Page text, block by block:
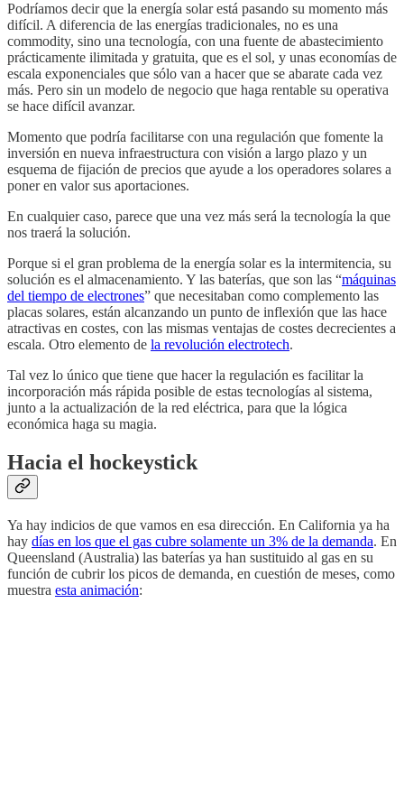
Podríamos decir que la energía solar está pasando su momento más
difícil. A diferencia de las energías tradicionales, no es una
commodity, sino una tecnología, con una fuente de abastecimiento
prácticamente ilimitada y gratuita, que es el sol, y unas economías de
escala exponenciales que sólo van a hacer que se abarate cada vez
más. Pero sin un modelo de negocio que haga rentable su operativa
se hace difícil avanzar.
Momento que podría facilitarse con una regulación que fomente la
inversión en nueva infraestructura con visión a largo plazo y un
esquema de fijación de precios que ayude a los operadores solares a
poner en valor sus aportaciones.
En cualquier caso, parece que una vez más será la tecnología la que
nos traerá la solución.
Porque si el gran problema de la energía solar es la intermitencia, su
solución es el almacenamiento. Y las baterías, que son las “máquinas
del tiempo de electrones” que necesitaban como complemento las
placas solares, están alcanzando un punto de inflexión que las hace
atractivas en costes, con las mismas ventajas de costes decrecientes a
escala. Otro elemento de la revolución electrotech.
Tal vez lo único que tiene que hacer la regulación es facilitar la
incorporación más rápida posible de estas tecnologías al sistema,
junto a la actualización de la red eléctrica, para que la lógica
económica haga su magia.
Hacia el hockeystick
Ya hay indicios de que vamos en esa dirección. En California ya ha
hay días en los que el gas cubre solamente un 3% de la demanda. En
Queensland (Australia) las baterías ya han sustituido al gas en su
función de cubrir los picos de demanda, en cuestión de meses, como
muestra esta animación: